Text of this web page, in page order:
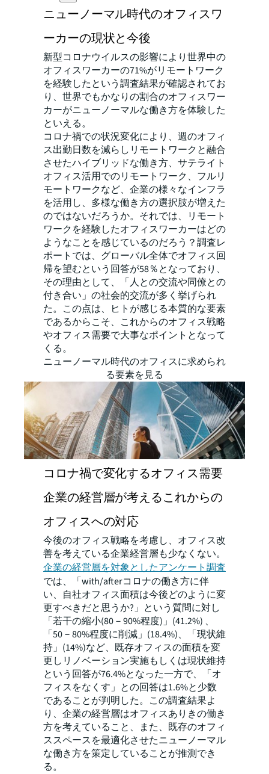
ニューノーマル時代のオフィスワ
ーカーの現状と今後
新型コロナウイルスの影響により世界中の
オフィスワーカーの71%がリモートワーク
を経験したという調査結果が確認されてお
り、世界でもかなりの割合のオフィスワー
カーがニューノーマルな働き方を体験した
といえる。
コロナ禍での状況変化により、週のオフィ
ス出勤日数を減らしリモートワークと融合
させたハイブリッドな働き方、サテライト
オフィス活用でのリモートワーク、フルリ
モートワークなど、企業の様々なインフラ
を活用し、多様な働き方の選択肢が増えた
のではないだろうか。それでは、リモート
ワークを経験したオフィスワーカーはどの
ようなことを感じているのだろう？調査レ
ポートでは、グローバル全体でオフィス回
帰を望むという回答が58％となっており、
その理由として、「人との交流や同僚との
付き合い」の社会的交流が多く挙げられ
た。この点は、ヒトが感じる本質的な要素
であるからこそ、これからのオフィス戦略
やオフィス需要で大事なポイントとなって
くる。
ニューノーマル時代のオフィスに求められ
る要素を見る
コロナ禍で変化するオフィス需要
企業の経営層が考えるこれからの
オフィスへの対応
今後のオフィス戦略を考慮し、オフィス改
善を考えている企業経営層も少なくない。
企業の経営層を対象としたアンケート調査
では、「with/afterコロナの働き方に伴
い、自社オフィス面積は今後どのように変
更すべきだと思うか?」という質問に対し
「若干の縮小(80－90%程度)」(41.2%) 、
「50－80%程度に削減」(18.4%)、「現状維
持」(14%)など、既存オフィスの面積を変
更しリノベーション実施もしくは現状維持
という回答が76.4%となった一方で、「オ
フィスをなくす」との回答は1.6%と少数
であることが判明した。この調査結果よ
り、企業の経営層はオフィスありきの働き
方を考えていること、また、既存のオフィ
ススペースを最適化させたニューノーマル
な働き方を策定していることが推測でき
る。